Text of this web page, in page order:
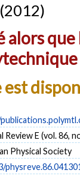
alors
Review E (vol. 86,
Physical Society